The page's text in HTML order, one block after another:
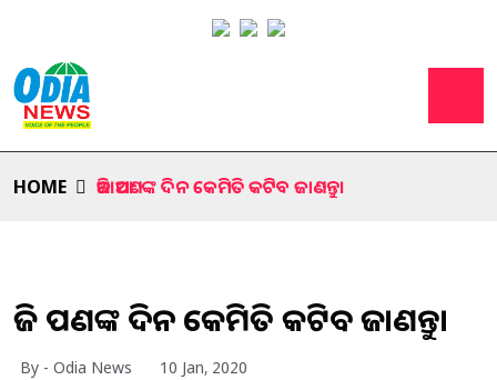
HOME ଆଜି ଆପଣଙ୍କ ଦିନ କେମିତି କଟିବ ଜାଣନ୍ତୁ।
ଆଜି ଆପଣଙ୍କ ଦିନ କେମିତି କଟିବ ଜାଣନ୍ତୁ।
By - Odia News 10 Jan, 2020